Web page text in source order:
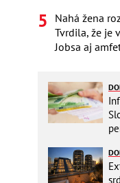
Nahá žena
Tvrdila, že je
Jobsa aj